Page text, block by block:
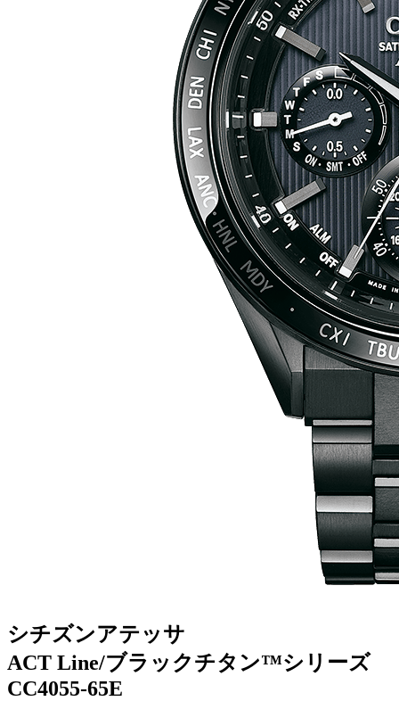
シチズンアテッサ
ACT Line/ブラックチタン™シリーズ
CC4055-65E